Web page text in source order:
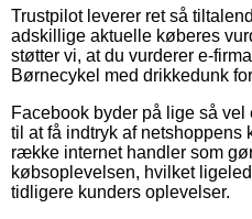
Trustpilot leverer ret så
adskillige aktuelle køberes
støtter vi, at du vurderer e-
Børnecykel med drikkedunk
Facebook byder på lige så
til at få indtryk af netshoppens
række internet handler som
købsoplevelsen, hvilket
tidligere kunders oplevelser.